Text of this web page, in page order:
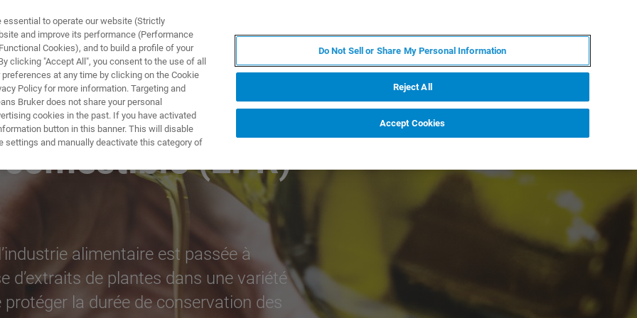
(EPR)
alimentaire est passée à
d’extraits de plantes dans une variété
la durée de conservation des
to operate our website (Strictly
and improve its performance (Performance
Cookies), and to build a profile of your
clicking "Accept All", you consent to the use of all
at any time by clicking on the Cookie
Policy for more information. Targeting and
Bruker does not share your personal
cookies in the past. If you have activated
button in this banner. This will disable
settings and manually deactivate this category of
Do Not Sell or Share My Personal Information
Reject All
Accept Cookies